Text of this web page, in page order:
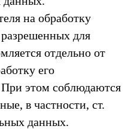
на обработку
для
отдельно от
его
этом соблюдаются
в частности, ст.
данных.